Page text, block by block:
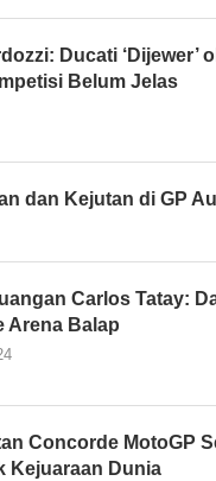
Ducati ‘Dijewer’
Belum Jelas
dan Kejutan di GP
Carlos Tatay:
Arena Balap
Concorde MotoGP
Kejuaraan Dunia